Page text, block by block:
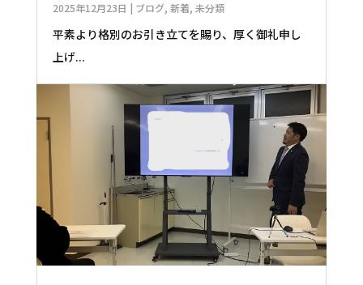
2025年12月23日 ブログ, 新着, 未分類
平素より格別のお引き立てを賜り、厚く御礼申し
上げ...